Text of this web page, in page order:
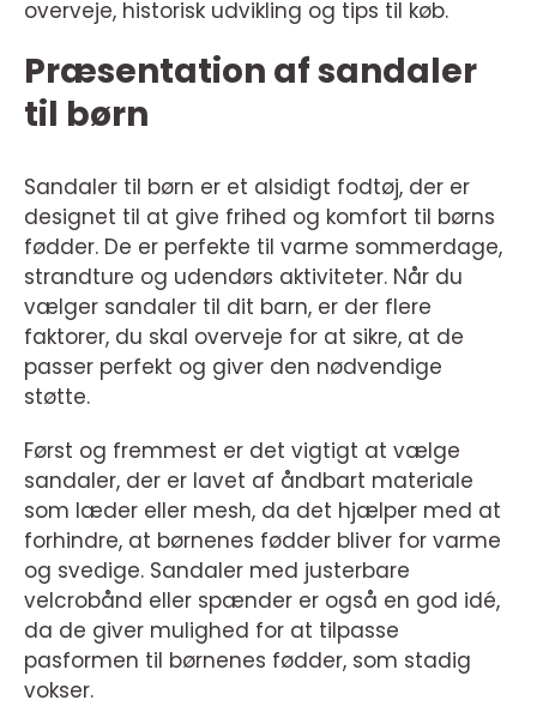
overveje, historisk udvikling og tips til køb.
Præsentation af sandaler
til børn
Sandaler til børn er et alsidigt fodtøj, der er
designet til at give frihed og komfort til børns
fødder. De er perfekte til varme sommerdage,
strandture og udendørs aktiviteter. Når du
vælger sandaler til dit barn, er der flere
faktorer, du skal overveje for at sikre, at de
passer perfekt og giver den nødvendige
støtte.
Først og fremmest er det vigtigt at vælge
sandaler, der er lavet af åndbart materiale
som læder eller mesh, da det hjælper med at
forhindre, at børnenes fødder bliver for varme
og svedige. Sandaler med justerbare
velcrobånd eller spænder er også en god idé,
da de giver mulighed for at tilpasse
pasformen til børnenes fødder, som stadig
vokser.